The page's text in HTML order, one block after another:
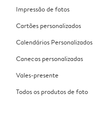
Impressão de fotos
Cartões personalizados
Calendários Personalizados
Canecas personalizadas
Vales-presente
Todos os produtos de foto